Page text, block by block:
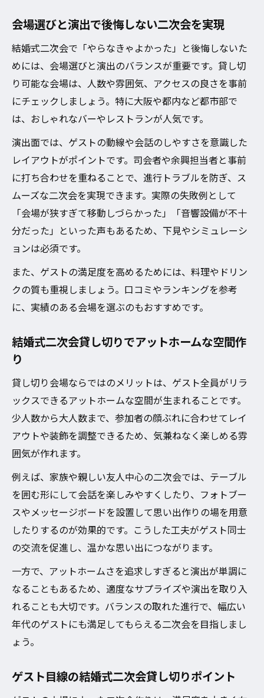
会場選びと演出で後悔しない二次会を実現
結婚式二次会で「やらなきゃよかった」と後悔しないた
めには、会場選びと演出のバランスが重要です。貸し切
り可能な会場は、人数や雰囲気、アクセスの良さを事前
にチェックしましょう。特に大阪や都内など都市部で
は、おしゃれなバーやレストランが人気です。
演出面では、ゲストの動線や会話のしやすさを意識した
レイアウトがポイントです。司会者や余興担当者と事前
に打ち合わせを重ねることで、進行トラブルを防ぎ、ス
ムーズな二次会を実現できます。実際の失敗例として
「会場が狭すぎて移動しづらかった」「音響設備が不十
分だった」といった声もあるため、下見やシミュレーシ
ョンは必須です。
また、ゲストの満足度を高めるためには、料理やドリン
クの質も重視しましょう。口コミやランキングを参考
に、実績のある会場を選ぶのもおすすめです。
結婚式二次会貸し切りでアットホームな空間作
り
貸し切り会場ならではのメリットは、ゲスト全員がリラ
ックスできるアットホームな空間が生まれることです。
少人数から大人数まで、参加者の顔ぶれに合わせてレイ
アウトや装飾を調整できるため、気兼ねなく楽しめる雰
囲気が作れます。
例えば、家族や親しい友人中心の二次会では、テーブル
を囲む形にして会話を楽しみやすくしたり、フォトブー
スやメッセージボードを設置して思い出作りの場を用意
したりするのが効果的です。こうした工夫がゲスト同士
の交流を促進し、温かな思い出につながります。
一方で、アットホームさを追求しすぎると演出が単調に
なることもあるため、適度なサプライズや演出を取り入
れることも大切です。バランスの取れた進行で、幅広い
年代のゲストにも満足してもらえる二次会を目指しまし
ょう。
ゲスト目線の結婚式二次会貸し切りポイント